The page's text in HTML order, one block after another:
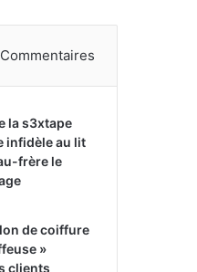
Commentaires
la s3xtape
infidèle au lit
frère le
de coiffure
»
clients